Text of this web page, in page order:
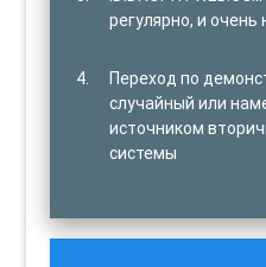
регулярно, и очень
Переход по
случайный или
источником
системы